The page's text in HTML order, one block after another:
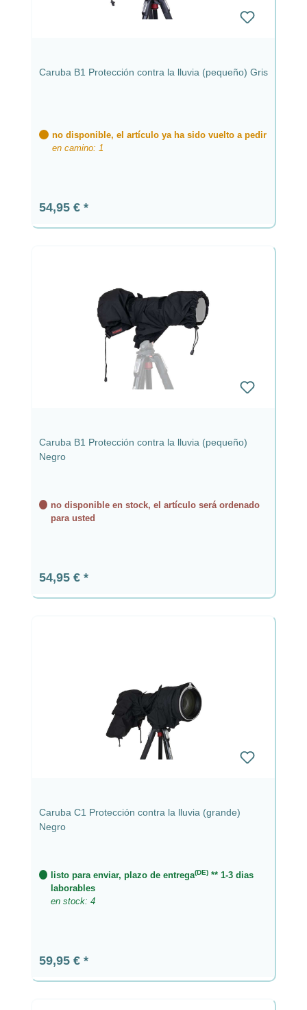
Caruba B1 Protección contra la lluvia (pequeño) Gris
no disponible, el artículo ya ha sido vuelto a pedir
en camino: 1
Precio normal:
54,95 €
Caruba B1 Protección contra la lluvia (pequeño)
Negro
no disponible en stock, el artículo será ordenado
para usted
Precio normal:
54,95 €
Caruba C1 Protección contra la lluvia (grande)
Negro
listo para enviar, plazo de entrega(DE) ** 1-3 dias
laborables
en stock: 4
Precio normal:
59,95 €